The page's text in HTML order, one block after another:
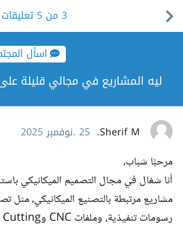
اسأل
ليه المشاريع في مجالي قليلة
3 من 5 تعليقات
Sherif M. 25 .نوفمبر 2025
مرحبًا شباب،
مشاريع مرتبطة بالتصنيع الميكانيكي، مثل
رسومات تنفيذية، وملفات CNC وLaser Cutting.